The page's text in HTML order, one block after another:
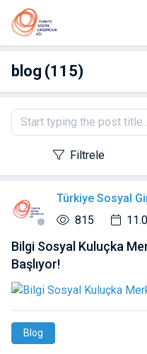
blog (115)
Filtrele
Türkiye Sosyal
815
Bilgi Sosyal Kuluçka
Başlıyor!
Blog